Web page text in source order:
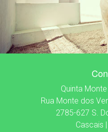
Quinta
Rua Monte dos
2785-627 S.
Cascais |